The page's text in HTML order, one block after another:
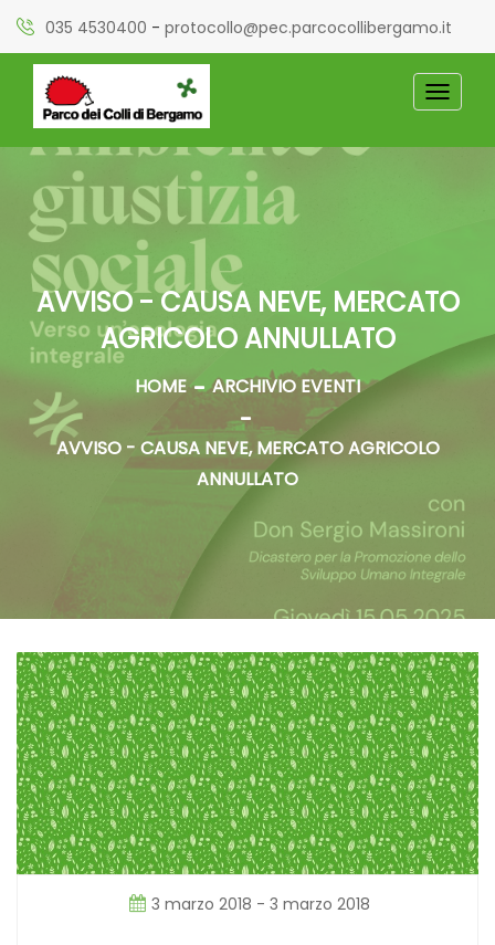
035 4530400 - protocollo@pec.parcocollibergamo.it
AVVISO - CAUSA NEVE, MERCATO
AGRICOLO ANNULLATO
HOME ARCHIVIO EVENTI
AVVISO - CAUSA NEVE, MERCATO AGRICOLO
ANNULLATO
3 marzo 2018 - 3 marzo 2018